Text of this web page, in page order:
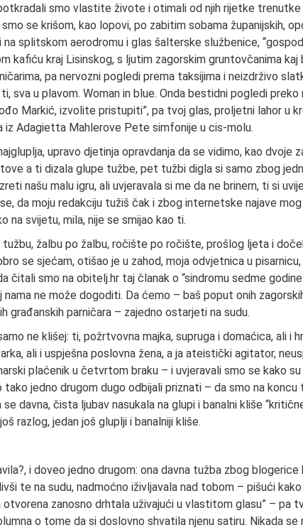
smo vlastite živote i otimali od njih rijetke trenutke
se krišom, kao lopovi, po zabitim sobama županijskih,
na splitskom aerodromu i glas šalterske službenice,
kafiću kraj Lisinskog, s ljutim zagorskim gruntovčanima kaj
pa nervozni pogledi prema taksijima i neizdrživo
sva u plavom. Woman in blue. Onda bestidni pogledi preko
Markić, izvolite pristupiti”, pa tvoj glas, proljetni lahor u
iz Adagietta Mahlerove Pete simfonije u cis-molu.
upravo djetinja opravdanja da se vidimo, kao dvoje
a ti dizala glupe tužbe, pet tužbi digla si samo zbog
našu malu igru, ali uvjeravala si me da ne brinem, ti si
da moju redakciju tužiš čak i zbog internetske najave
na svijetu, mila, nije se smijao kao ti.
žalbu po žalbu, ročište po ročište, prošlog ljeta i
se sjećam, otišao je u zahod, moja odvjetnica u
čitali smo na obitelj.hr taj članak o “sindromu sedme
ne može dogoditi. Da ćemo – baš poput onih
građanskih parničara – zajedno ostarjeti na sudu.
ne klišej: ti, požrtvovna majka, supruga i domaćica, ali i
ali i uspješna poslovna žena, a ja ateistički agitator,
plaćenik u četvrtom braku – i uvjeravali smo se kako
tako jedno drugom dugo odbijali priznati – da smo na
davna, čista ljubav nasukala na glupi i banalni kliše
razlog, jedan još gluplji i banalniji kliše.
i doveo jedno drugom: ona davna tužba zbog
te na sudu, nadmoćno iživljavala nad tobom – pišući kako
otvorena zanosno drhtala uživajući u vlastitom glasu” – pa
o tome da si doslovno shvatila njenu satiru. Nikada